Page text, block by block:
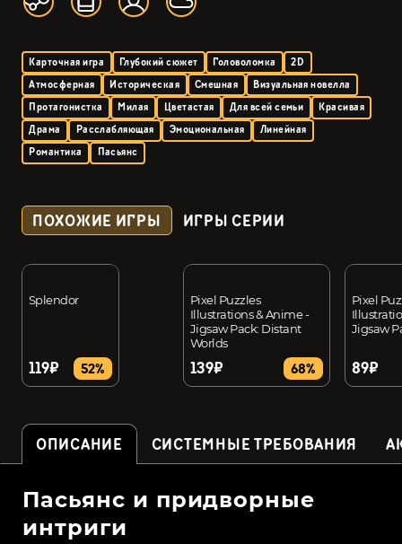
Карточная игра Глубокий сюжет Головоломка
2D
Атмосферная
Историческая Смешная
Визуальная новелла
Протагонистка
Милая Цветастая Для всей семьи
Красивая
Драма
Расслабляющая Эмоциональная
Линейная
Романтика
Пасьянс
ПОХОЖИЕ ИГРЫ ИГРЫ СЕРИИ
Splendor
119₽ 52%
Pixel Puzzles
Illustrations & Anime -
Jigsaw Pack: Distant
Worlds
139₽ 68%
Pixel
Jigsaw
89₽
ОПИСАНИЕ СИСТЕМНЫЕ ТРЕБОВАНИЯ
Пасьянс и придворные
интриги